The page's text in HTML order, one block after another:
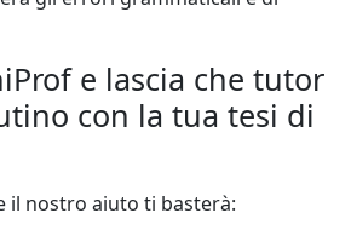
e lascia che tutor
con la tua tesi di
il nostro aiuto ti basterà: